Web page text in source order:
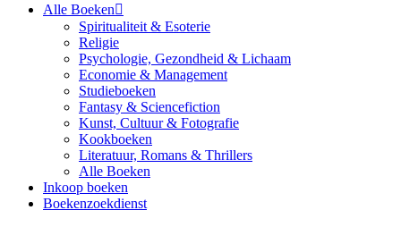
Alle Boeken
Spiritualiteit & Esoterie
Religie
Psychologie, Gezondheid & Lichaam
Economie & Management
Studieboeken
Fantasy & Sciencefiction
Kunst, Cultuur & Fotografie
Kookboeken
Literatuur, Romans & Thrillers
Alle Boeken
Inkoop boeken
Boekenzoekdienst